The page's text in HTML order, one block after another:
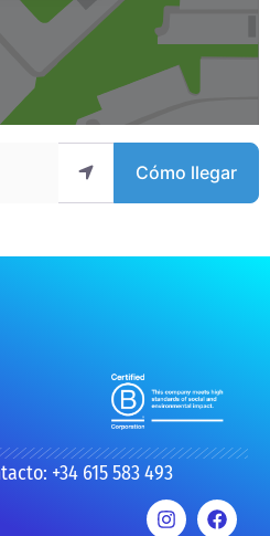
Cómo llegar
+34 615 583 493